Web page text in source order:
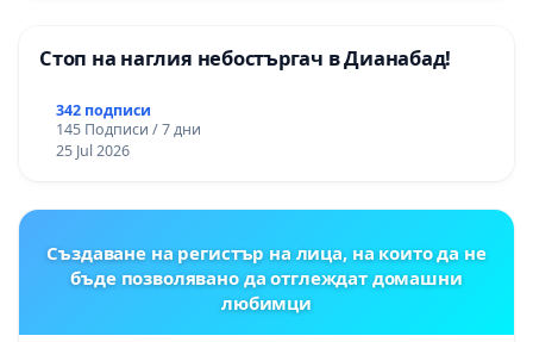
Стоп на наглия небостъргач в Дианабад!
342 подписи
145 Подписи / 7 дни
25 Jul 2026
Създаване на регистър на лица, на които да не
бъде позволявано да отглеждат домашни
любимци